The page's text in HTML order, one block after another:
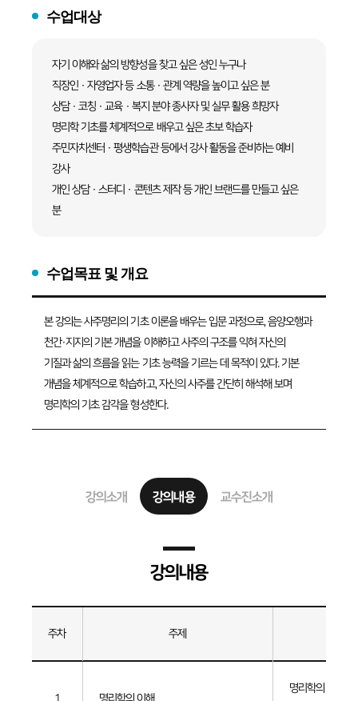
수업대상
자기 이해와 삶의 방향성을 찾고 싶은 성인 누구나
직장인 · 자영업자 등 소통 · 관계 역량을 높이고 싶은 분
상담 · 코칭 · 교육 · 복지 분야 종사자 및 실무 활용 희망자
명리학 기초를 체계적으로 배우고 싶은 초보 학습자
주민자치센터 · 평생학습관 등에서 강사 활동을 준비하는 예비
강사
개인 상담 · 스터디 · 콘텐츠 제작 등 개인 브랜드를 만들고 싶은
분
수업목표 및 개요
본 강의는 사주명리의 기초 이론을 배우는 입문 과정으로, 음양오행과
천간·지지의 기본 개념을 이해하고 사주의 구조를 익혀 자신의
기질과 삶의 흐름을 읽는 기초 능력을 기르는 데 목적이 있다. 기본
개념을 체계적으로 학습하고, 자신의 사주를 간단히 해석해 보며
명리학의 기초 감각을 형성한다.
강의소개 강의내용 교수진소개
강의내용
강의내용
주차 주제
1 명리학의 이해
명리학의 개요